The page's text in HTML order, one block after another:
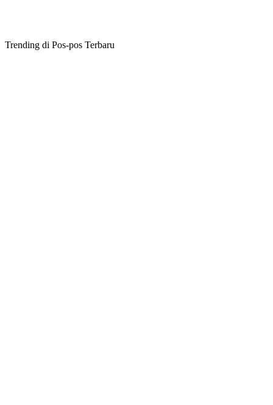
Trending di Pos-pos Terbaru